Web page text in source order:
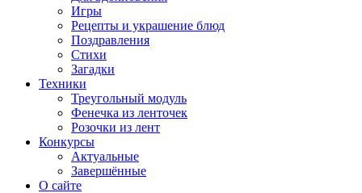
Игры
Рецепты и украшение блюд
Поздравления
Стихи
Загадки
Техники
Треугольный модуль
Фенечка из ленточек
Розочки из лент
Конкурсы
Актуальные
Завершённые
О сайте